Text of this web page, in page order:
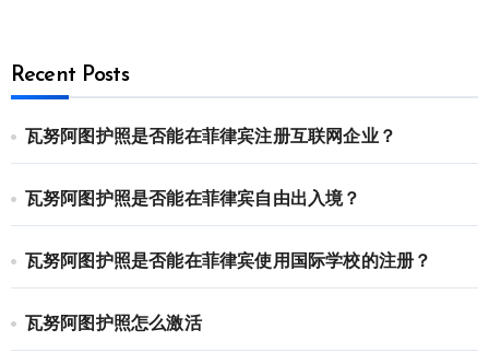
Recent Posts
瓦努阿图护照是否能在菲律宾注册互联网企业？
瓦努阿图护照是否能在菲律宾自由出入境？
瓦努阿图护照是否能在菲律宾使用国际学校的注册？
瓦努阿图护照怎么激活